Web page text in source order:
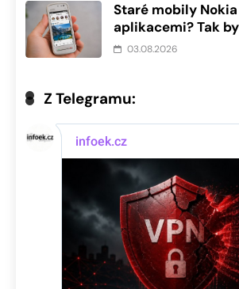
Staré mobily
aplikacemi? Tak
03.08.2026
Z Telegramu: